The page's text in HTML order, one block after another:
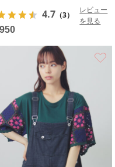
4.7 （3）
レビュー
を見る